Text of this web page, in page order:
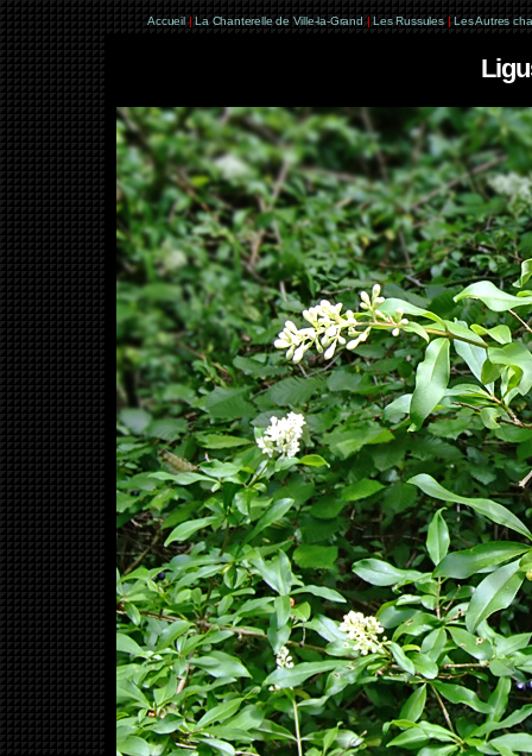
Accueil | La Chanterelle de Ville-la-Grand | Les Russules | Les Autres